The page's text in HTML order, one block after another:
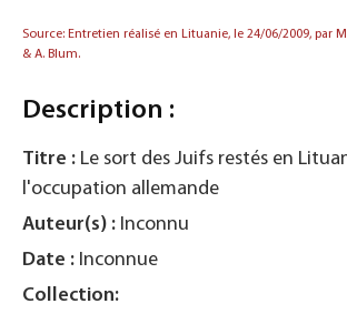
Source: Entretien réalisé en Lituanie, le 24/06/2009, par
& A. Blum.
Description :
Titre : Le sort des Juifs restés en
l'occupation allemande
Auteur(s) : Inconnu
Date : Inconnue
Collection: